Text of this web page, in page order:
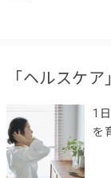
「ヘルスケ
1
を